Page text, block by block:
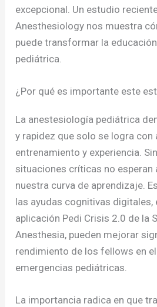
excepcional. Un estudio
Anesthesiology nos muestra
puede transformar la
pediátrica.
¿Por qué es importante este
La anestesiología pediátrica
y rapidez que solo se logra con
entrenamiento y experiencia.
situaciones críticas no esperan
nuestra curva de aprendizaje.
las ayudas cognitivas
aplicación Pedi Crisis 2.0 de la
Anesthesia, pueden mejorar
rendimiento de los fellows en
emergencias pediátricas.
La importancia radica en que